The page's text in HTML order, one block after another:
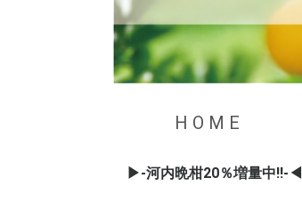
H O M E
▶-河内晩柑20％増量中‼-◀